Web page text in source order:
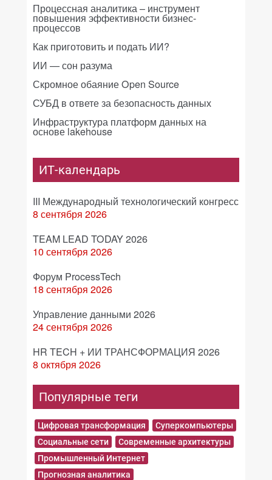
Процессная аналитика – инструмент
повышения эффективности бизнес-
процессов
Как приготовить и подать ИИ?
ИИ — сон разума
Скромное обаяние Open Source
СУБД в ответе за безопасность данных
Инфраструктура платформ данных на
основе lakehouse
ИТ-календарь
III Международный технологический конгресс
8 сентября 2026
TEAM LEAD TODAY 2026
10 сентября 2026
Форум ProcessTech
18 сентября 2026
Управление данными 2026
24 сентября 2026
HR TECH + ИИ ТРАНСФОРМАЦИЯ 2026
8 октября 2026
Популярные теги
Цифровая трансформация
Суперкомпьютеры
Социальные сети
Современные архитектуры
Промышленный Интернет
Прогнозная аналитика